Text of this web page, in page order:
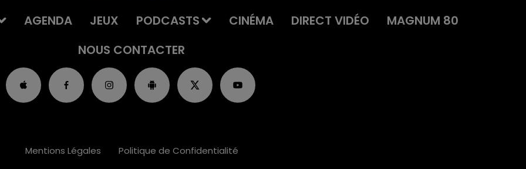
AGENDA JEUX PODCASTS CINÉMA DIRECT VIDÉO
MAGNUM 80
NOUS CONTACTER
Mentions Légales Politique de Confidentialité